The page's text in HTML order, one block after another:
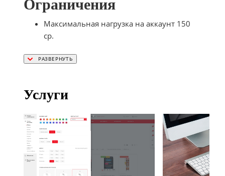
Ограничения
Максимальная нагрузка на аккаунт 150
cp.
Услуги